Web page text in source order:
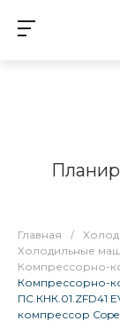
Главная /
Холодильные
Компрессорно-
Компрессорно-
ПС.КНК.01.ZFD41
компрессор